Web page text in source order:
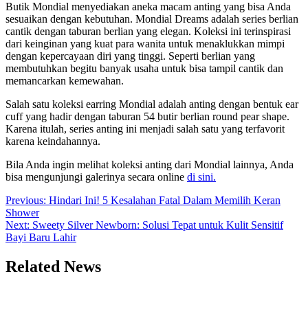
Butik Mondial menyediakan aneka macam anting yang bisa Anda
sesuaikan dengan kebutuhan. Mondial Dreams adalah series berlian
cantik dengan taburan berlian yang elegan. Koleksi ini terinspirasi
dari keinginan yang kuat para wanita untuk menaklukkan mimpi
dengan kepercayaan diri yang tinggi. Seperti berlian yang
membutuhkan begitu banyak usaha untuk bisa tampil cantik dan
memancarkan kemewahan.
Salah satu koleksi earring Mondial adalah anting dengan bentuk ear
cuff yang hadir dengan taburan 54 butir berlian round pear shape.
Karena itulah, series anting ini menjadi salah satu yang terfavorit
karena keindahannya.
Bila Anda ingin melihat koleksi anting dari Mondial lainnya, Anda
bisa mengunjungi galerinya secara online di sini.
Post
navigation
Previous: Hindari Ini! 5 Kesalahan Fatal Dalam Memilih Keran
Shower
Next: Sweety Silver Newborn: Solusi Tepat untuk Kulit Sensitif
Bayi Baru Lahir
Related News